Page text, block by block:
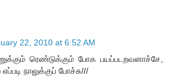
22, 2010 at 6:52 AM
ரெண்டுக்கும் போக பயப்படறவனாச்சே,
நாலுக்குப் போச்சு///